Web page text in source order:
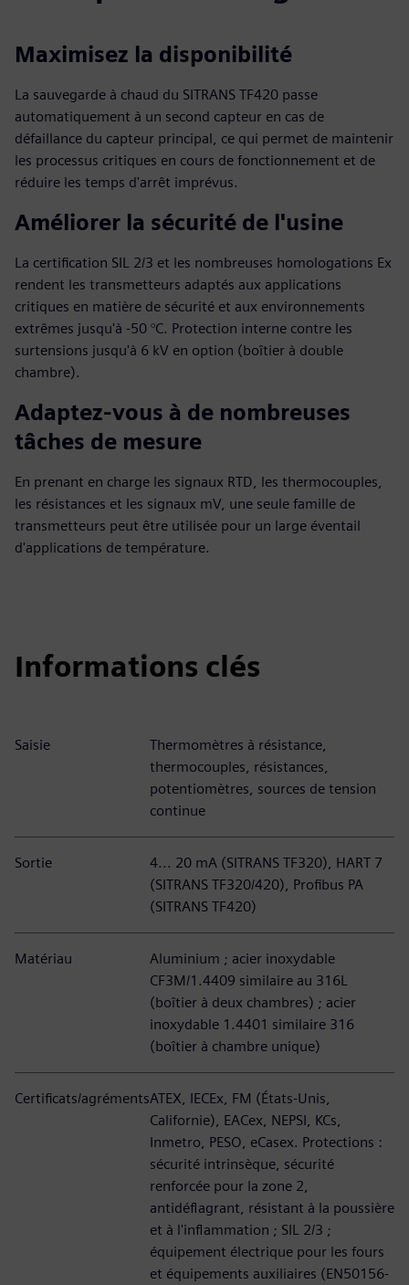
Maximisez la disponibilité
La sauvegarde à chaud du SITRANS TF420 passe
automatiquement à un second capteur en cas de
défaillance du capteur principal, ce qui permet de maintenir
les processus critiques en cours de fonctionnement et de
réduire les temps d'arrêt imprévus.
Améliorer la sécurité de l'usine
La certification SIL 2/3 et les nombreuses homologations Ex
rendent les transmetteurs adaptés aux applications
critiques en matière de sécurité et aux environnements
extrêmes jusqu'à -50 °C. Protection interne contre les
surtensions jusqu'à 6 kV en option (boîtier à double
chambre).
Adaptez-vous à de nombreuses
tâches de mesure
En prenant en charge les signaux RTD, les thermocouples,
les résistances et les signaux mV, une seule famille de
transmetteurs peut être utilisée pour un large éventail
d'applications de température.
Informations clés
Saisie
Thermomètres à résistance,
thermocouples, résistances,
potentiomètres, sources de tension
continue
Sortie
4... 20 mA (SITRANS TF320), HART 7
(SITRANS TF320/420), Profibus PA
(SITRANS TF420)
Matériau
Aluminium ; acier inoxydable
CF3M/1.4409 similaire au 316L
(boîtier à deux chambres) ; acier
inoxydable 1.4401 similaire 316
(boîtier à chambre unique)
Certificats/agrémentsATEX, IECEx, FM (États-Unis,
Californie), EACex, NEPSI, KCs,
Inmetro, PESO, eCasex. Protections :
sécurité intrinsèque, sécurité
renforcée pour la zone 2,
antidéflagrant, résistant à la poussière
et à l'inflammation ; SIL 2/3 ;
équipement électrique pour les fours
et équipements auxiliaires (EN50156-